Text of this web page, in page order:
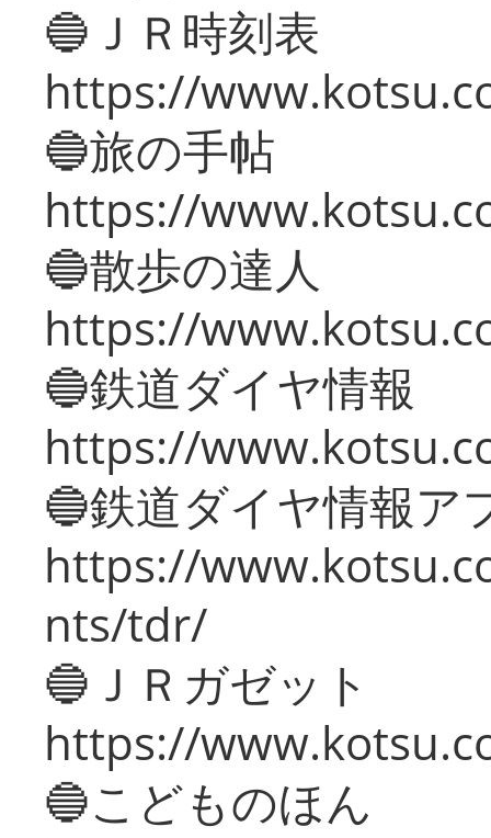
🔵ＪＲ時刻表
https://
🔵旅の手帖
https://
🔵散歩の達人
https://
🔵鉄道ダイヤ情報
https://
🔵鉄道ダイヤ情報ア
https://
nts/tdr/
🔵ＪＲガゼット
https://
🔵こどものほん